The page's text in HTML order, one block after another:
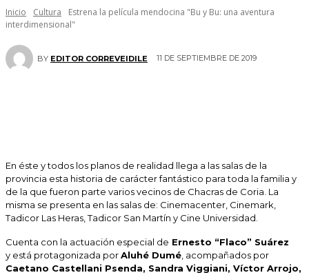
Inicio Cultura
Estrena la película mendocina "Bu y Bu: una aventura
interdimensional"
BY EDITOR CORREVEIDILE 11 DE SEPTIEMBRE DE 2019
En éste y todos los planos de realidad llega a las salas de la
provincia esta historia de carácter fantástico para toda la familia y
de la que fueron parte varios vecinos de Chacras de Coria. La
misma se presenta en las salas de: Cinemacenter, Cinemark,
Tadicor Las Heras,Tadicor San Martín y Cine Universidad.
Cuenta con la actuación especial de Ernesto “Flaco” Suárez
y está protagonizada porAluhé Dumé , acompañados por
Caetano Castellani Psenda, Sandra Viggiani, Víctor Arrojo,